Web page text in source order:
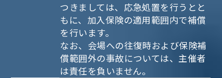
つきましては、応急処置を行うとと
もに、加入保険の適用範囲内で補償
を行います。
なお、会場への往復時および保険補
償範囲外の事故については、主催者
は責任を負いません。